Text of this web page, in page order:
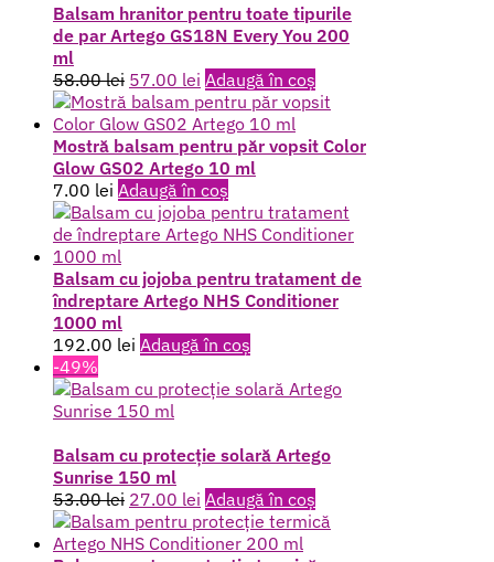
Balsam hranitor pentru toate tipurile
de par Artego GS18N Every You 200
ml
58.00lei Prețul
inițial
a
fost:
58.00 lei.
57.00 lei Prețul
curent
este:
57.00 lei.
Adaugă în coș
Mostră balsam pentru păr vopsit Color
Glow GS02 Artego 10 ml
7.00 lei Adaugă în coș
Balsam cu jojoba pentru tratament de
îndreptare Artego NHS Conditioner
1000 ml
192.00 lei Adaugă în coș
-49%
Balsam cu protecție solară Artego
Sunrise 150 ml
53.00lei Prețul
inițial
a
27.00 lei Prețul
curent
este:
Adaugă în coș